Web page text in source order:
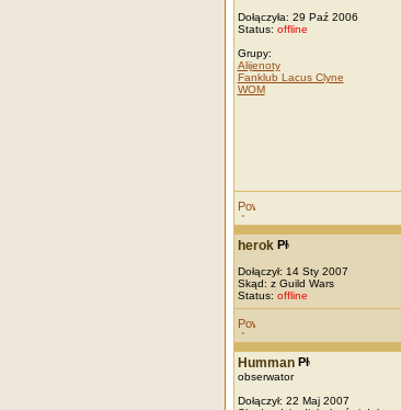
Dołączyła: 29 Paź 2006
Status: offline
Grupy:
Alijenoty
Fanklub Lacus Clyne
WOM
herok
Dołączył: 14 Sty 2007
Skąd: z Guild Wars
Status: offline
Humman
obserwator
Dołączył: 22 Maj 2007